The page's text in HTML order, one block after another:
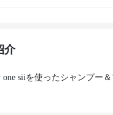
介
one siiを使ったシャンプー